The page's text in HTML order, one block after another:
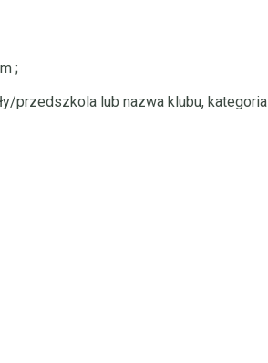
;
przedszkola lub nazwa klubu, kategoria